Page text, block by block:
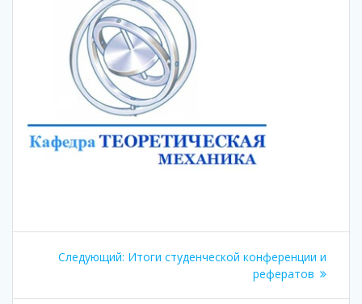
Навигация
Следующий: Следующая
Итоги студенческой конференции и
рефератов